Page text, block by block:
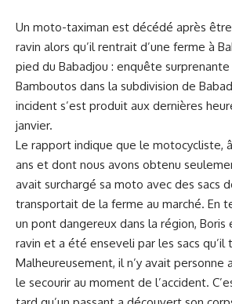
Un moto-taximan est décédé après
ravin alors qu’il rentrait d’une ferme à
pied du Babadjou : enquête
Bamboutos dans la subdivision de
incident ​s’est produit aux dernières
janvier.
Le rapport indique que le motocycliste,
ans et dont nous avons obtenu
avait surchargé sa moto avec ‌des sacs
transportait de la ferme au marché. En
un pont ⁢dangereux ​dans la région,⁤
ravin et a été enseveli par les sacs qu’il
Malheureusement, il n’y avait personne
le secourir au moment ⁤de l’accident.